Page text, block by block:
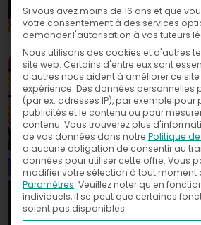
Galleries
Exhibitions
NOW
News
Press
WITH
WHO
CONTACT
Si vous avez moins de 16 ans et que
votre consentement à des services
demander l'autorisation à vos tuteurs
Nous utilisons des cookies et d'autres
site web. Certains d'entre eux sont
d'autres nous aident à améliorer ce
expérience. Des données personnelles
(par ex. adresses IP), par exemple pour
publicités et le contenu ou pour
contenu. Vous trouverez plus
de vos données dans notre Politique
a aucune obligation de consentir au
données pour utiliser cette offre. Vous
modifier votre sélection à tout moment
Paramètres. Veuillez noter qu'en
individuels, il se peut que certaines
soient pas disponibles.